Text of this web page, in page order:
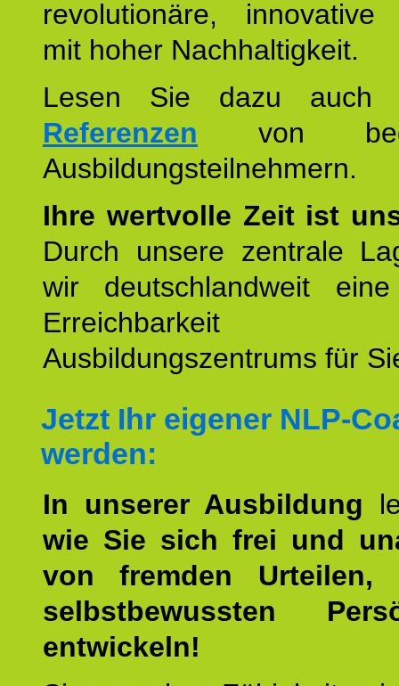
revolutionäre, innovative
mit hoher Nachhaltigkeit.
Lesen Sie dazu
Referenzen von
Ausbildungsteilnehmern.
Ihre wertvolle Zeit ist
Durch unsere zentrale
wir deutschlandweit
Erreichbarkeit
Ausbildungszentrums für
Jetzt Ihr eigener NLP-
werden:
In unserer Ausbildung
wie Sie sich frei und
von fremden Urteilen,
selbstbewussten
entwickeln!